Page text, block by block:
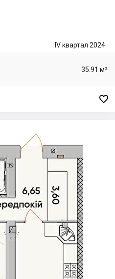
IV квартал 2024
35.91 м²
